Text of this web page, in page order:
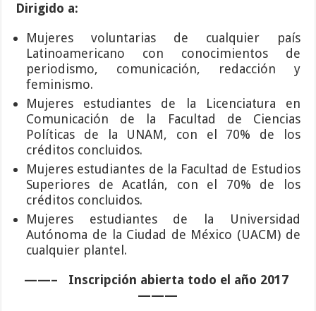
Dirigido a:
Mujeres voluntarias de cualquier país
Latinoamericano con conocimientos de
periodismo, comunicación, redacción y
feminismo.
Mujeres estudiantes de la Licenciatura en
Comunicación de la Facultad de Ciencias
Políticas de la UNAM, con el 70% de los
créditos concluidos.
Mujeres estudiantes de la Facultad de Estudios
Superiores de Acatlán, con el 70% de los
créditos concluidos.
Mujeres estudiantes de la Universidad
Autónoma de la Ciudad de México (UACM) de
cualquier plantel.
——– Inscripción abierta todo el año 2017
———